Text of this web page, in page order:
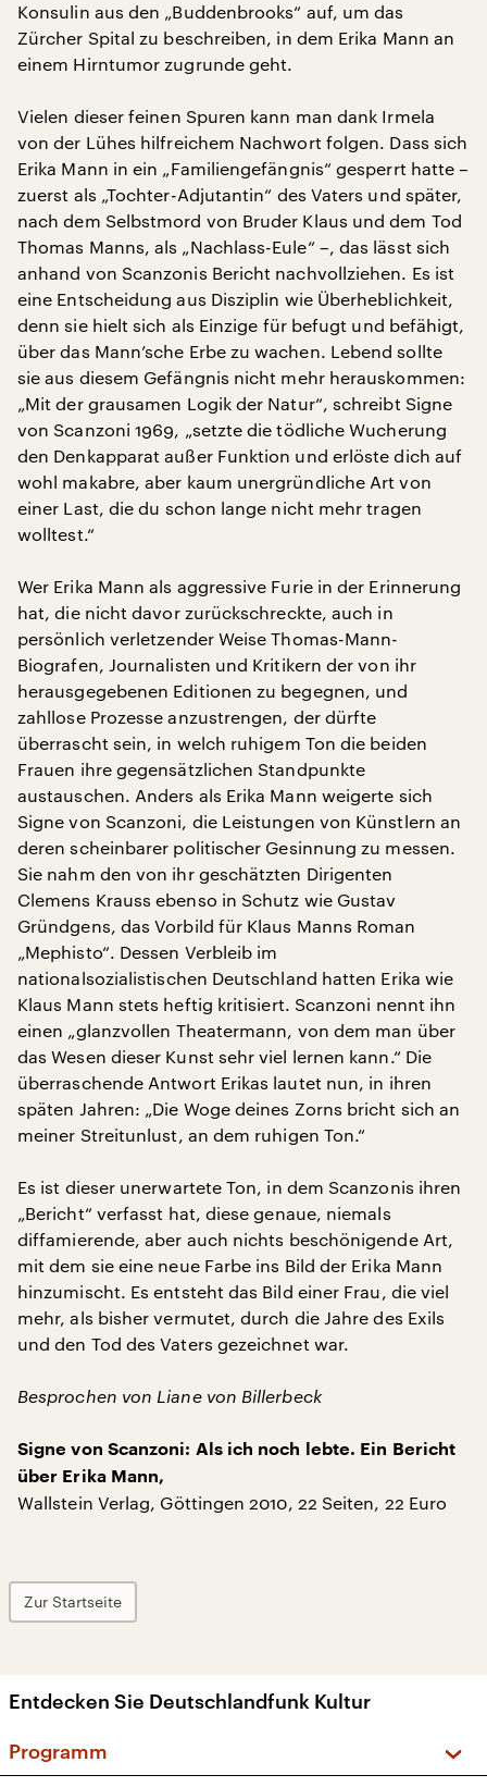
Konsulin aus den „Buddenbrooks“ auf, um das
Zürcher Spital zu beschreiben, in dem Erika Mann an
einem Hirntumor zugrunde geht.
Vielen dieser feinen Spuren kann man dank Irmela
von der Lühes hilfreichem Nachwort folgen. Dass sich
Erika Mann in ein „Familiengefängnis“ gesperrt hatte –
zuerst als „Tochter-Adjutantin“ des Vaters und später,
nach dem Selbstmord von Bruder Klaus und dem Tod
Thomas Manns, als „Nachlass-Eule“ –, das lässt sich
anhand von Scanzonis Bericht nachvollziehen. Es ist
eine Entscheidung aus Disziplin wie Überheblichkeit,
denn sie hielt sich als Einzige für befugt und befähigt,
über das Mann’sche Erbe zu wachen. Lebend sollte
sie aus diesem Gefängnis nicht mehr herauskommen:
„Mit der grausamen Logik der Natur“, schreibt Signe
von Scanzoni 1969, „setzte die tödliche Wucherung
den Denkapparat außer Funktion und erlöste dich auf
wohl makabre, aber kaum unergründliche Art von
einer Last, die du schon lange nicht mehr tragen
wolltest.“
Wer Erika Mann als aggressive Furie in der Erinnerung
hat, die nicht davor zurückschreckte, auch in
persönlich verletzender Weise Thomas-Mann-
Biografen, Journalisten und Kritikern der von ihr
herausgegebenen Editionen zu begegnen, und
zahllose Prozesse anzustrengen, der dürfte
überrascht sein, in welch ruhigem Ton die beiden
Frauen ihre gegensätzlichen Standpunkte
austauschen. Anders als Erika Mann weigerte sich
Signe von Scanzoni, die Leistungen von Künstlern an
deren scheinbarer politischer Gesinnung zu messen.
Sie nahm den von ihr geschätzten Dirigenten
Clemens Krauss ebenso in Schutz wie Gustav
Gründgens, das Vorbild für Klaus Manns Roman
„Mephisto“. Dessen Verbleib im
nationalsozialistischen Deutschland hatten Erika wie
Klaus Mann stets heftig kritisiert. Scanzoni nennt ihn
einen „glanzvollen Theatermann, von dem man über
das Wesen dieser Kunst sehr viel lernen kann.“ Die
überraschende Antwort Erikas lautet nun, in ihren
späten Jahren: „Die Woge deines Zorns bricht sich an
meiner Streitunlust, an dem ruhigen Ton.“
Es ist dieser unerwartete Ton, in dem Scanzonis ihren
„Bericht“ verfasst hat, diese genaue, niemals
diffamierende, aber auch nichts beschönigende Art,
mit dem sie eine neue Farbe ins Bild der Erika Mann
hinzumischt. Es entsteht das Bild einer Frau, die viel
mehr, als bisher vermutet, durch die Jahre des Exils
und den Tod des Vaters gezeichnet war.
Besprochen von Liane von Billerbeck
Signe von Scanzoni: Als ich noch lebte. Ein Bericht
über Erika Mann,
Wallstein Verlag, Göttingen 2010, 22 Seiten, 22 Euro
Zur Startseite
Entdecken Sie Deutschlandfunk Kultur
Programm